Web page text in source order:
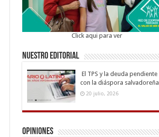
Click aqui para ver
Nuestro Editorial
El TPS y la deuda pendiente
con la diáspora salvadoreña
20 julio, 2026
Opiniones